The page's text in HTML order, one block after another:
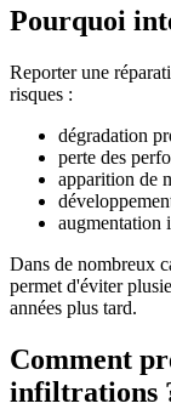
Pourquoi
Reporter une
risques :
dégradation
perte des
apparition de
augmentation
Dans de nombreux
permet d'éviter
années plus tard.
Comment
infiltrations